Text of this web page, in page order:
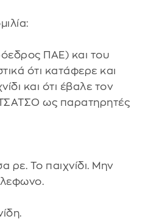
ΠΑΕ) και του
ότι κατάφερε και
και ότι έβαλε τον
ως παρατηρητές
ρε. Το παιχνίδι. Μην